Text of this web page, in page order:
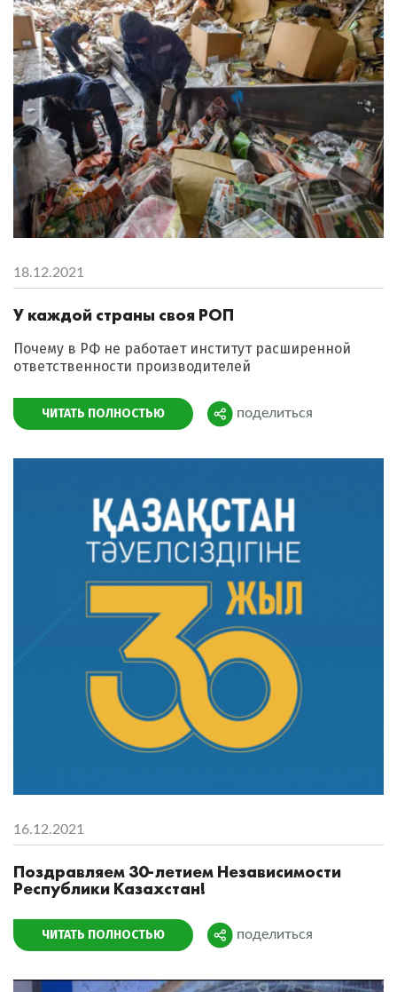
18.12.2021
У каждой страны своя РОП
Почему в РФ не работает институт расширенной
ответственности производителей
ЧИТАТЬ ПОЛНОСТЬЮ Поделиться
поделиться
16.12.2021
Поздравляем 30-летием Независимости
Республики Казахстан!
ЧИТАТЬ ПОЛНОСТЬЮ Поделиться
поделиться